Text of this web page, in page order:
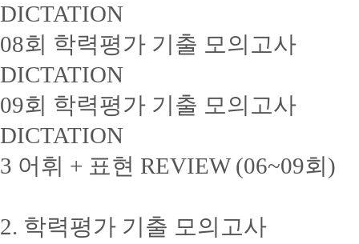
DICTATION
08회 학력평가 기출 모의고사
DICTATION
09회 학력평가 기출 모의고사
DICTATION
3 어휘 + 표현 REVIEW (06~09회)
2. 학력평가 기출 모의고사